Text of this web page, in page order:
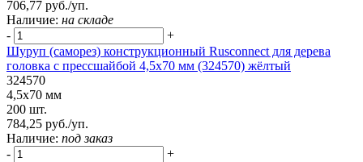
706,77 руб./уп.
Наличие: на складе
-
+
Шуруп (саморез) конструкционный Rusconnect для дерева
головка с прессшайбой 4,5х70 мм (324570) жёлтый
324570
4,5х70 мм
200 шт.
784,25 руб./уп.
Наличие: под заказ
-
+